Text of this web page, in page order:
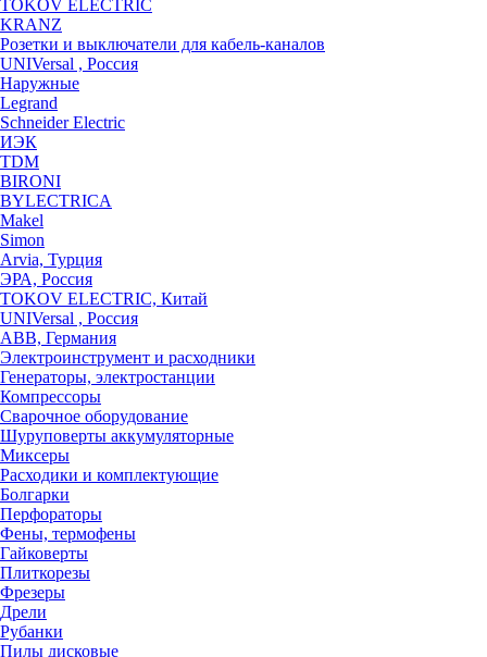
TOKOV ELECTRIC
KRANZ
Розетки и выключатели для кабель-каналов
UNIVersal , Россия
Наружные
Legrand
Schneider Electric
ИЭК
TDM
BIRONI
BYLECTRICA
Makel
Simon
Arvia, Турция
ЭРА, Россия
TOKOV ELECTRIC, Китай
UNIVersal , Россия
ABB, Германия
Электроинструмент и расходники
Генераторы, электростанции
Компрессоры
Сварочное оборудование
Шуруповерты аккумуляторные
Миксеры
Расходики и комплектующие
Болгарки
Перфораторы
Фены, термофены
Гайковерты
Плиткорезы
Фрезеры
Дрели
Рубанки
Пилы дисковые